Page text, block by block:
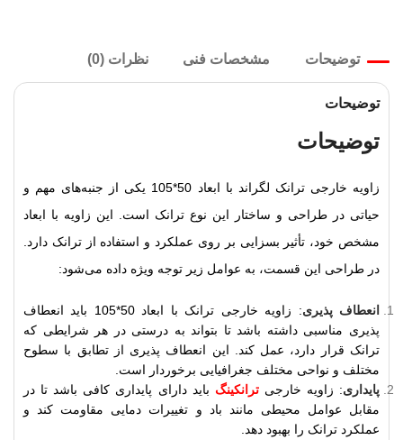
توضیحات مشخصات فنی نظرات (0)
توضیحات
توضیحات
زاویه خارجی ترانک لگراند با ابعاد 50*105 یکی از جنبه‌های مهم و
حیاتی در طراحی و ساختار این نوع ترانک است. این زاویه با ابعاد
مشخص خود، تأثیر بسزایی بر روی عملکرد و استفاده از ترانک دارد.
در طراحی این قسمت، به عوامل زیر توجه ویژه داده می‌شود:
انعطاف پذیری
: زاویه خارجی ترانک با ابعاد 50*105 باید انعطاف
پذیری مناسبی داشته باشد تا بتواند به درستی در هر شرایطی که
ترانک قرار دارد، عمل کند. این انعطاف پذیری از تطابق با سطوح
مختلف و نواحی مختلف جغرافیایی برخوردار است.
پایداری: زاویه خارجیترانکینگ باید دارای پایداری کافی باشد تا در
مقابل عوامل محیطی مانند باد و تغییرات دمایی مقاومت کند و
عملکرد ترانک را بهبود دهد.